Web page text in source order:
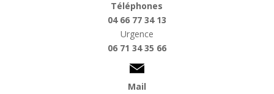
Téléphones
04 66 77 34 13
Urgence
06 71 34 35 66
Mail